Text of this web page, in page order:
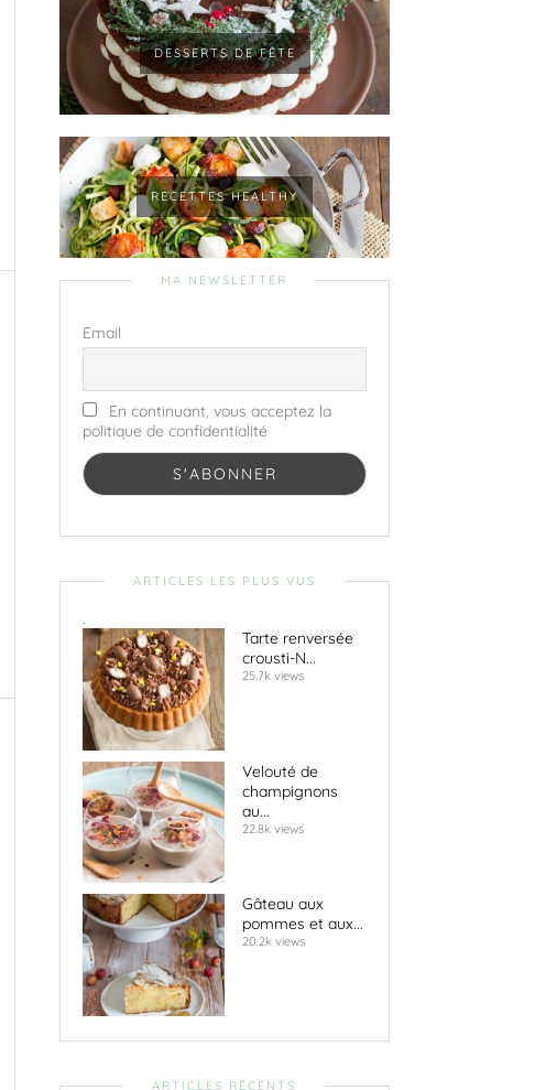
DESSERTS DE FÊTE
RECETTES HEALTHY
MA NEWSLETTER
Email
En continuant, vous acceptez la
politique de confidentialité
ARTICLES LES PLUS VUS
.
Tarte renversée
crousti-N...
25.7k views
Velouté de
champignons
au...
22.8k views
Gâteau aux
pommes et aux...
20.2k views
ARTICLES RÉCENTS